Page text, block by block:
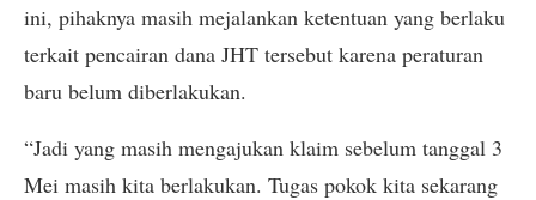
ini, pihaknya masih mejalankan ketentuan yang berlaku
terkait pencairan dana JHT tersebut karena peraturan
baru belum diberlakukan.
“Jadi yang masih mengajukan klaim sebelum tanggal 3
Mei masih kita berlakukan. Tugas pokok kita sekarang